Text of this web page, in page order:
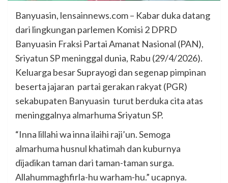
Banyuasin, lensainnews.com – Kabar duka datang
dari lingkungan parlemen Komisi 2 DPRD
Banyuasin Fraksi Partai Amanat Nasional (PAN),
Sriyatun SP meninggal dunia, Rabu (29/4/2026).
Keluarga besar Suprayogi dan segenap pimpinan
beserta jajaran partai gerakan rakyat (PGR)
sekabupaten Banyuasin turut berduka cita atas
meninggalnya almarhuma Sriyatun SP.
“Inna lillahi wa inna ilaihi raji’un. Semoga
almarhuma husnul khatimah dan kuburnya
dijadikan taman dari taman-taman surga.
Allahummaghfirla-hu warham-hu.” ucapnya.